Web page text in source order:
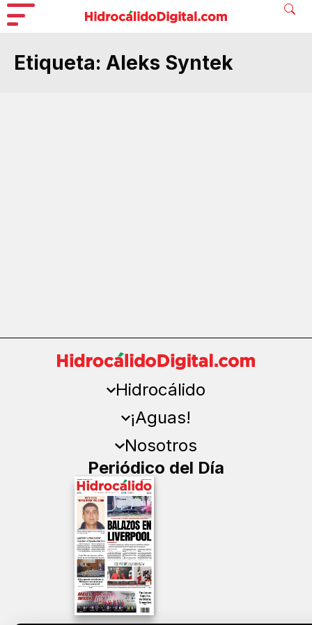
Etiqueta: Aleks Syntek
Hidrocálido
¡Aguas!
Nosotros
Periódico del Día